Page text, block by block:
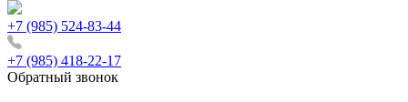
+7 (985) 524-83-44
+7 (985) 418-22-17
Обратный звонок